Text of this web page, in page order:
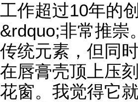
工作超过10年的
&rdquo;非常推崇
传统元素，但同
在唇膏壳顶上压
花窗。我觉得它